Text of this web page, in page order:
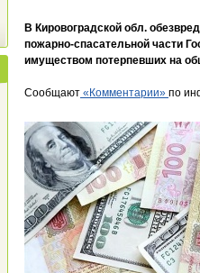
В Кировоградской обл.
пожарно-спасательной части
имуществом потерпевших на
Сообщают «Комментарии» по